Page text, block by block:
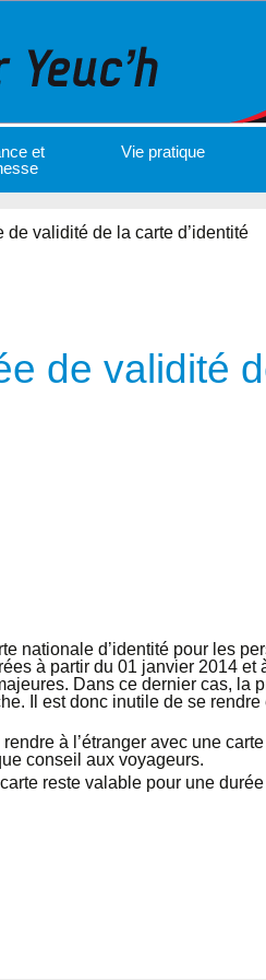
et
Vie pratique
validité de la carte d’identité
de validité
nationale d’identité pour les
à partir du 01 janvier 2014 et
Dans ce dernier cas, la
Il est donc inutile de se
à l’étranger avec une
conseil aux voyageurs.
reste valable pour une